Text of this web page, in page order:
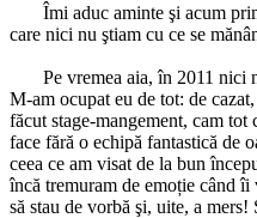
Îmi aduc aminte şi acum
care nici nu ştiam cu ce se
Pe vremea aia, în 2011 nici
M-am ocupat eu de tot: de
făcut stage-mangement, cam
face fără o echipă fantastică de
ceea ce am visat de la bun
încă tremuram de emoție când îi
să stau de vorbă şi, uite, a